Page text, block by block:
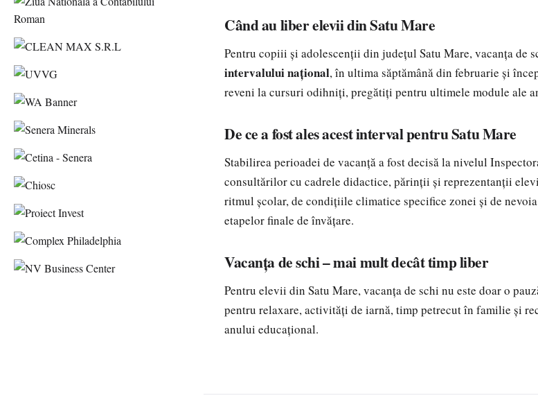
Când au liber elevii din Satu Mare
Pentru copiii și adolescenții din județul Satu Mare, vacanța de
intervalului național, în ultima săptămână din februarie și
reveni la cursuri odihniți, pregătiți pentru ultimele module ale
De ce a fost ales acest interval pentru Satu Mare
Stabilirea perioadei de vacanță a fost decisă la nivelul
consultărilor cu cadrele didactice, părinții și reprezentanții
ritmul școlar, de condițiile climatice specifice zonei și de
etapelor finale de învățare.
Vacanța de schi – mai mult decât timp liber
Pentru elevii din Satu Mare, vacanța de schi nu este doar o
pentru relaxare, activități de iarnă, timp petrecut în familie și
anului educațional.